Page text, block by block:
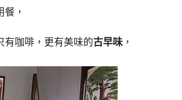
餐，
有咖啡，更有美味的古早味 ，